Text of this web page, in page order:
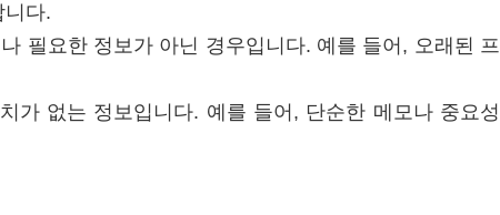
니다.
필요한 정보가 아닌 경우입니다. 예를 들어, 오래된 프
가 없는 정보입니다. 예를 들어, 단순한 메모나 중요성